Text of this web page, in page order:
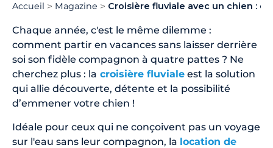
Accueil Magazine Croisière fluviale avec un chien :
Chaque année, c'est le même dilemme :
comment partir en vacances sans laisser derrière
soi son fidèle compagnon à quatre pattes ? Ne
cherchez plus : la croisière fluviale est la solution
qui allie découverte, détente et la possibilité
d’emmener votre chien !
Idéale pour ceux qui ne conçoivent pas un voyage
sur l'eau sans leur compagnon, la location de